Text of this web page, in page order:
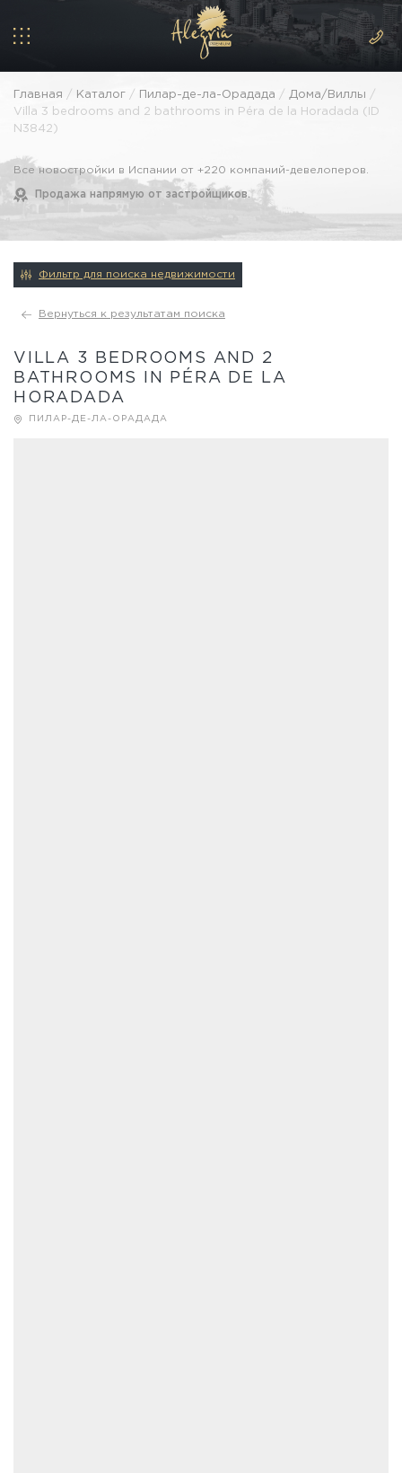
Главная / Каталог / Пилар-де-ла-Орадада / Дома/Виллы /
Villa 3 bedrooms and 2 bathrooms in Péra de la Horadada (ID
N3842)
Все новостройки в Испании от +220 компаний-девелоперов.
Продажа напрямую от застройщиков.
Фильтр для поиска недвижимости
Вернуться к результатам поиска
VILLA 3 BEDROOMS AND 2
BATHROOMS IN PÉRA DE LA
HORADADA
ПИЛАР-ДЕ-ЛА-ОРАДАДА